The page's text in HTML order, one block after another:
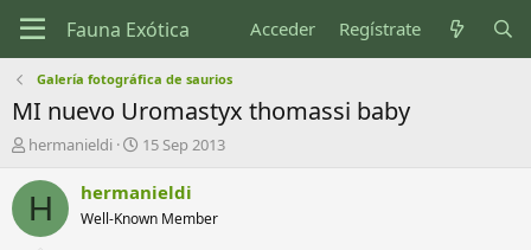
Acceder Regístrate
Galería fotográfica de saurios
MI nuevo Uromastyx thomassi baby
I
i
i
hermanieldi
F
c
a
15 Sep 2013
H hermanieldi
Well-Known Member